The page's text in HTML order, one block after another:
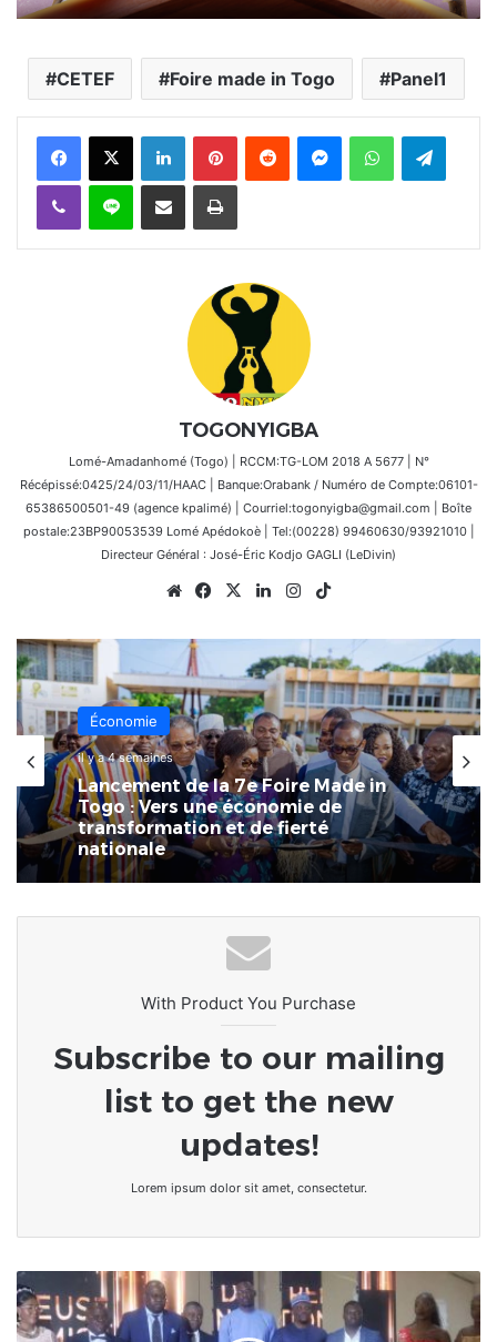
CETEF Foire made in Togo Panel1
FacebookX Linkedin PinterestReddit MessengerWhatsAppTelegram
Viber Ligne Partager par email Imprimer
TOGONYIGBA
Lomé-Amadanhomé (Togo) | RCCM:TG-LOM 2018 A 5677 | N°
Récépissé:0425/24/03/11/HAAC | Banque:Orabank / Numéro de Compte:06101-
65386500501-49 (agence kpalimé) | Courriel:togonyigba@gmail.com | Boîte
postale:23BP90053539 Lomé Apédokoè | Tel:(00228) 99460630/93921010 |
Directeur Général : José-Éric Kodjo GAGLI (LeDivin)
WebsiteFacebook
X LinkedinInstagram
Économie
il y a 4 semaines
Lancement de la 7e Foire Made in
Togo : Vers une économie de
transformation et de fierté
Économie
4 juillet 2026
La 7ème Foire Made in Togo au
CETEF Togo 2000 bat déjà son plein
With Product You Purchase
Subscribe to our mailing
list to get the new
updates!
Lorem ipsum dolor sit amet, consectetur.
MIVO
ENERGIE
Brille